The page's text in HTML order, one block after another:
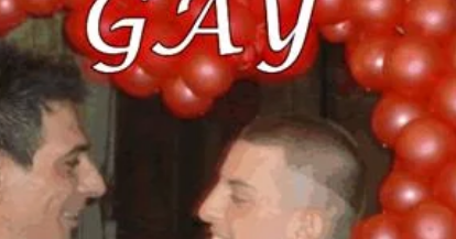
Transnazionale
Politica